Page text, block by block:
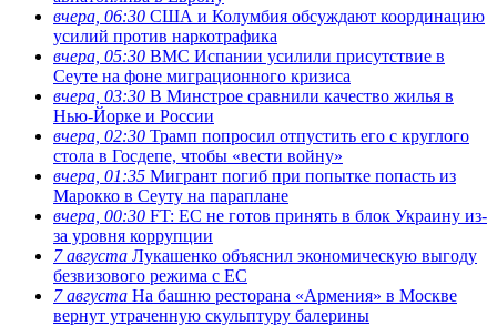
вчера, 06:30 США и Колумбия обсуждают координацию
усилий против наркотрафика
вчера, 05:30 ВМС Испании усилили присутствие в
Сеуте на фоне миграционного кризиса
вчера, 03:30 В Минстрое сравнили качество жилья в
Нью-Йорке и России
вчера, 02:30 Трамп попросил отпустить его с круглого
стола в Госдепе, чтобы «вести войну»
вчера, 01:35 Мигрант погиб при попытке попасть из
Марокко в Сеуту на параплане
вчера, 00:30 FT: ЕС не готов принять в блок Украину из-
за уровня коррупции
7 августа Лукашенко объяснил экономическую выгоду
безвизового режима с ЕС
7 августа На башню ресторана «Армения» в Москве
вернут утраченную скульптуру балерины